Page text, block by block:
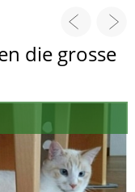
die grosse